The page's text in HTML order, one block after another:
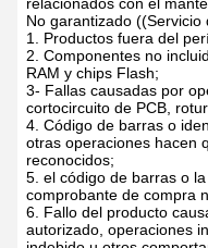
No garantizado
1. Productos fuera del
2. Componentes no
RAM y chips Flash;
3- Fallas causadas por
cortocircuito de PCB,
4. Código de barras o
otras operaciones hacen
reconocidos;
5. el código de barras o
comprobante de compra
6. Fallo del producto
autorizado, operaciones